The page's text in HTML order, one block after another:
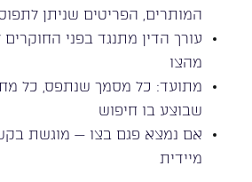
המותרים, הפריטים שניתן
עורך הדין מתנגד בפני
מהצו
מתועד: כל מסמך שנתפס, כל
שבוצע בו חיפוש
אם נמצא פגם בצו — מוגשת
מיידית